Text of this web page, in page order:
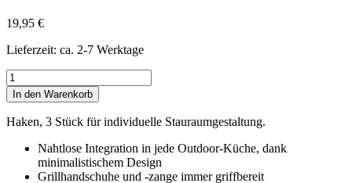
19,95 €
Lieferzeit: ca. 2-7 Werktage
ToolManager
Single
Haken,
3
Menge
In den Warenkorb
Haken, 3 Stück für individuelle Stauraumgestaltung.
Nahtlose Integration in jede Outdoor-Küche, dank
minimalistischem Design
Grillhandschuhe und -zange immer griffbereit